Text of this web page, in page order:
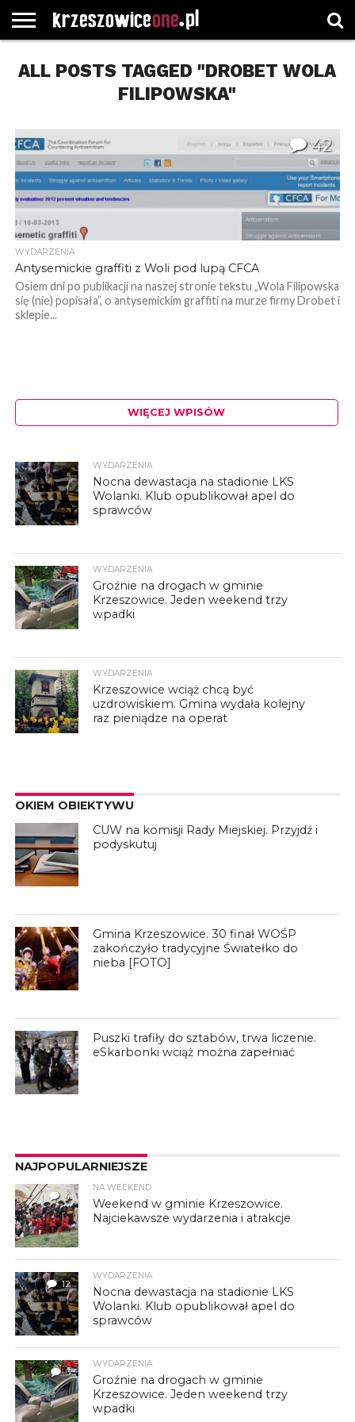
GŁÓWNA
WYBORY
SAMORZĄDOWE
WYBIERZ
KATEGORIE
ROZKŁADY
JAZDY
GREGORCZYK
WATCH
KONTAKT
ALL POSTS TAGGED "DROBET WOLA
FILIPOWSKA"
42
WYDARZENIA
Antysemickie graffiti z Woli pod lupą CFCA
Osiem dni po publikacji na naszej stronie tekstu „Wola Filipowska
się (nie) popisała”, o antysemickim graffiti na murze firmy Drobet i
sklepie...
WIĘCEJ WPISÓW
WYDARZENIA
Nocna dewastacja na stadionie LKS
Wolanki. Klub opublikował apel do
sprawców
WYDARZENIA
Groźnie na drogach w gminie
Krzeszowice. Jeden weekend trzy
wpadki
WYDARZENIA
Krzeszowice wciąż chcą być
uzdrowiskiem. Gmina wydała kolejny
raz pieniądze na operat
OKIEM OBIEKTYWU
CUW na komisji Rady Miejskiej. Przyjdź i
podyskutuj
Gmina Krzeszowice. 30 finał WOŚP
zakończyło tradycyjne Światełko do
nieba [FOTO]
Puszki trafiły do sztabów, trwa liczenie.
eSkarbonki wciąż można zapełniać
NAJPOPULARNIEJSZE
4
NA WEEKEND
Weekend w gminie Krzeszowice.
Najciekawsze wydarzenia i atrakcje
12
WYDARZENIA
Nocna dewastacja na stadionie LKS
Wolanki. Klub opublikował apel do
sprawców
3
WYDARZENIA
Groźnie na drogach w gminie
Krzeszowice. Jeden weekend trzy
wpadki